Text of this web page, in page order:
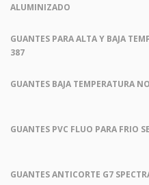
ALUMINIZADO
GUANTES PARA ALTA Y BAJA
387
GUANTES BAJA TEMPERATURA
GUANTES PVC FLUO PARA FRIO
GUANTES ANTICORTE G7